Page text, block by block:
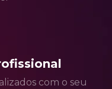
com o seu